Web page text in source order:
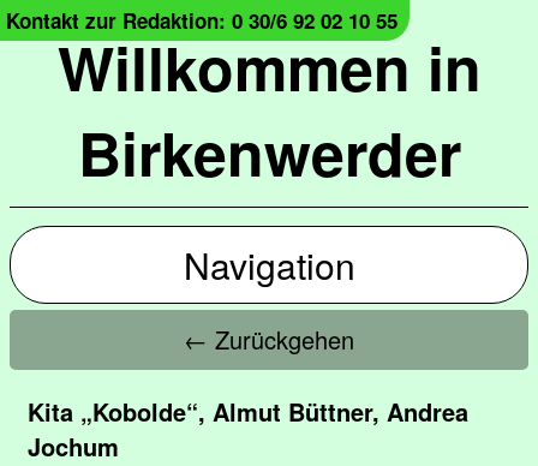
Willkommen in
Birkenwerder
Kontakt zur Redaktion: 0 30/6 92 02 10 55
Navigation
← Zurückgehen
Kita „Kobolde“, Almut Büttner, Andrea
Jochum